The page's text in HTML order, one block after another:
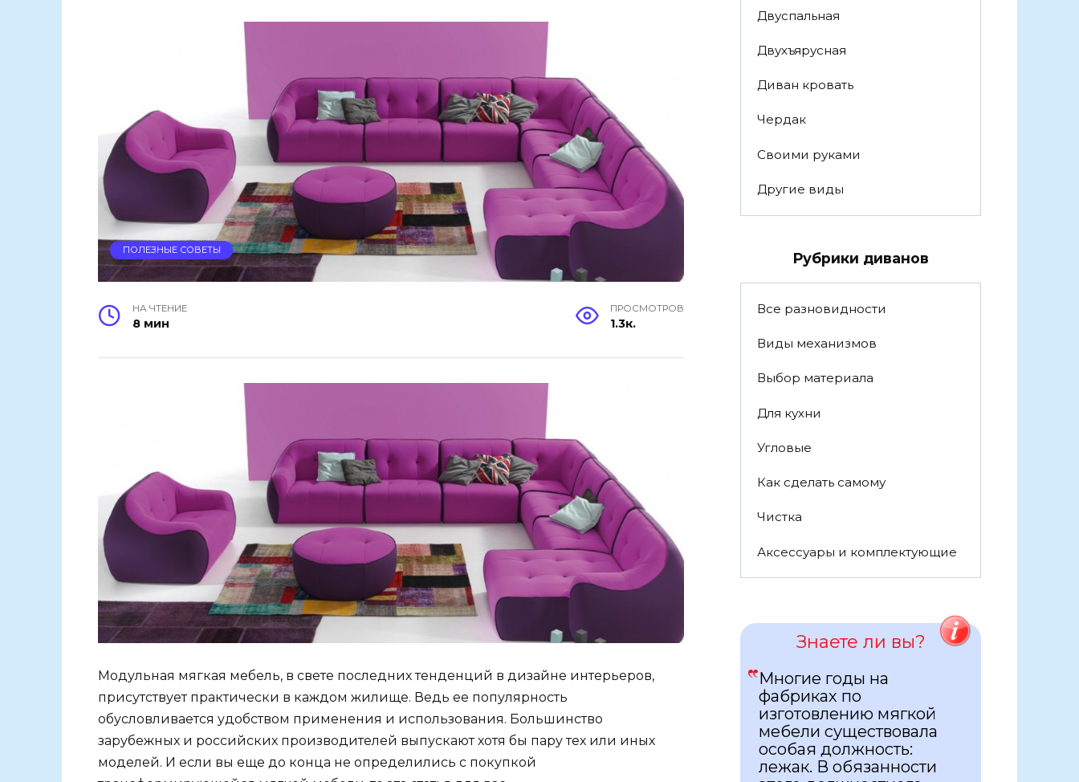
ПОЛЕЗНЫЕ СОВЕТЫ
НА ЧТЕНИЕ
8 мин
ПРОСМОТРОВ
1.3к.
Модульная мягкая мебель, в свете последних тенденций в дизайне интерьеров,
присутствует практически в каждом жилище. Ведь ее популярность
обусловливается удобством применения и использования. Большинство
зарубежных и российских производителей выпускают хотя бы пару тех или иных
моделей. И если вы еще до конца не определились с покупкой
Двуспальная
Двухъярусная
Диван кровать
Чердак
Своими руками
Другие виды
Рубрики диванов
Все разновидности
Виды механизмов
Выбор материала
Для кухни
Угловые
Как сделать самому
Чистка
Аксессуары и комплектующие
Знаете ли вы?
Многие годы на
фабриках по
изготовлению мягкой
мебели существовала
особая должность:
лежак. В обязанности